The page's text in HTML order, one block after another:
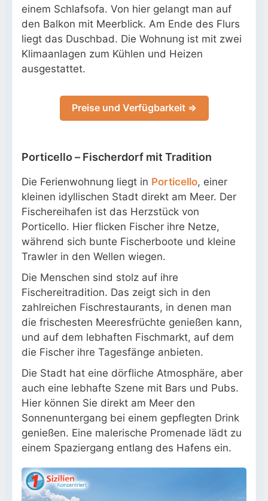
einem Schlafsofa. Von hier gelangt man auf
den Balkon mit Meerblick. Am Ende des Flurs
liegt das Duschbad. Die Wohnung ist mit zwei
Klimaanlagen zum Kühlen und Heizen
ausgestattet.
Preise und Verfügbarkeit ⇒
Porticello – Fischerdorf mit Tradition
Die Ferienwohnung liegt in Porticello, einer
kleinen idyllischen Stadt direkt am Meer. Der
Fischereihafen ist das Herzstück von
Porticello. Hier flicken Fischer ihre Netze,
während sich bunte Fischerboote und kleine
Trawler in den Wellen wiegen.
Die Menschen sind stolz auf ihre
Fischereitradition. Das zeigt sich in den
zahlreichen Fischrestaurants, in denen man
die frischesten Meeresfrüchte genießen kann,
und auf dem lebhaften Fischmarkt, auf dem
die Fischer ihre Tagesfänge anbieten.
Die Stadt hat eine dörfliche Atmosphäre, aber
auch eine lebhafte Szene mit Bars und Pubs.
Hier können Sie direkt am Meer den
Sonnenuntergang bei einem gepflegten Drink
genießen. Eine malerische Promenade lädt zu
einem Spaziergang entlang des Hafens ein.